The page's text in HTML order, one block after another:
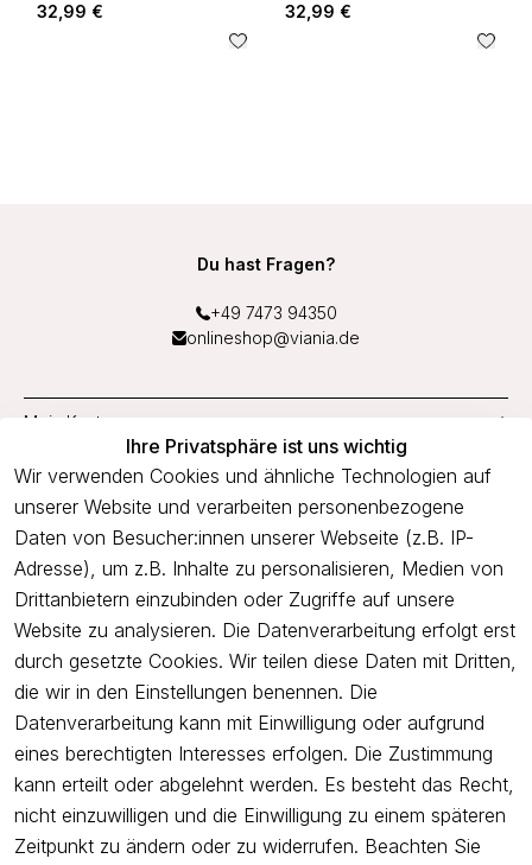
32,99 €
32,99 €
Ihre Privatsphäre ist uns wichtig
Wir verwenden Cookies und ähnliche Technologien auf
unserer Website und verarbeiten personenbezogene
Daten von Besucher:innen unserer Webseite (z.B. IP-
Adresse), um z.B. Inhalte zu personalisieren, Medien von
Drittanbietern einzubinden oder Zugriffe auf unsere
Website zu analysieren. Die Datenverarbeitung erfolgt erst
durch gesetzte Cookies. Wir teilen diese Daten mit Dritten,
die wir in den Einstellungen benennen. Die
Datenverarbeitung kann mit Einwilligung oder aufgrund
eines berechtigten Interesses erfolgen. Die Zustimmung
kann erteilt oder abgelehnt werden. Es besteht das Recht,
nicht einzuwilligen und die Einwilligung zu einem späteren
Zeitpunkt zu ändern oder zu widerrufen. Beachten Sie
Du hast Fragen?
+49 7473 94350
onlineshop@viania.de
Mein Konto
Service
Unternehmen
Newsletter
Freue dich über 5€ Rabatt bei deiner nächsten Bestellung und
profitiere von Angeboten.
Newsletter abonnieren
Ich bestätige hiermit, dass ich die Datenschutzerklärung
gelesen
habe. Ich kann meine Einwilligung jederzeit widerrufen.